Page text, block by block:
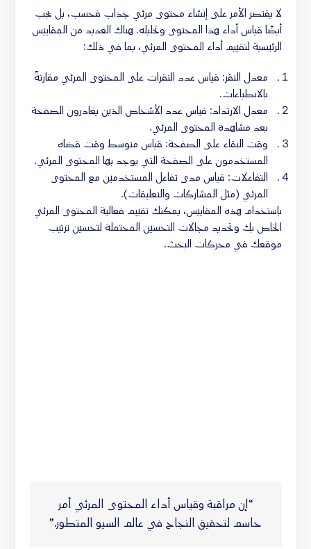
لا يقتصر الأمر على إنشاء محتوى مرئي جذاب فحسب، بل يجب
أيضًا قياس أداء هذا المحتوى وتحليله. هناك العديد من المقاييس
الرئيسية لتقييم أداء المحتوى المرئي، بما في ذلك:
معدل النقر: قياس عدد النقرات على المحتوى المرئي مقارنةً
بالانطباعات.
معدل الارتداد: قياس عدد الأشخاص الذين يغادرون الصفحة
بعد مشاهدة المحتوى المرئي.
وقت البقاء على الصفحة: قياس متوسط وقت قضاه
المستخدمون على الصفحة التي يوجد بها المحتوى المرئي.
التفاعلات: قياس مدى تفاعل المستخدمين مع المحتوى
المرئي (مثل المشاركات والتعليقات).
باستخدام هذه المقاييس، يمكنك تقييم فعالية المحتوى المرئي
الخاص بك وتحديد مجالات التحسين المحتملة لتحسين ترتيب
موقعك في محركات البحث.
“إن مراقبة وقياس أداء المحتوى المرئي أمر
حاسم لتحقيق النجاح في عالم السيو المتطور.”